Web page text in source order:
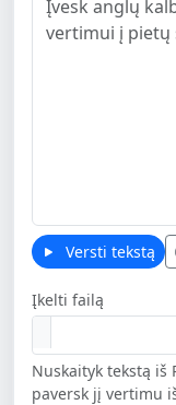
Versti tekstą
Įkelti failą
Nuskaityk tekstą iš
paversk jį vertimu